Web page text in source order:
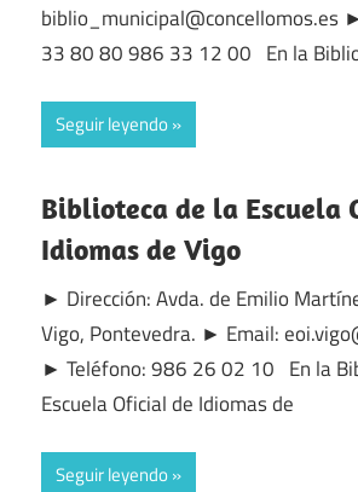
biblio_municipal@concellomos.es
33 80 80 986 33 12 00 En la
Seguir leyendo
Biblioteca de la Escuela
Idiomas de Vigo
► Dirección: Avda. de Emilio
Vigo, Pontevedra. ► Email:
► Teléfono: 986 26 02 10 En la
Escuela Oficial de Idiomas de
Seguir leyendo